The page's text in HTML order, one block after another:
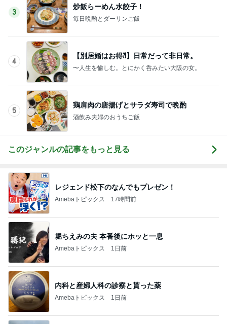
3
炒飯らーめん水餃子！
毎日晩酌とダーリンご飯
4
【別居婚はお得⁈】日常だって非日常。
〜人生を愉しむ。とにかく呑みたい大阪の女。
5
鶏肩肉の唐揚げとサラダ寿司で晩酌
酒飲み夫婦のおうちご飯
このジャンルの記事をもっと見る
レジェンド松下のなんでもプレゼン！
Amebaトピックス 17時間前
堀ちえみの夫 本番後にホッと一息
Amebaトピックス 1日前
内科と産婦人科の診察と貰った薬
Amebaトピックス 1日前